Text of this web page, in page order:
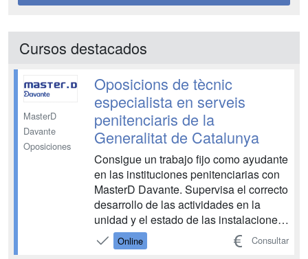
Cursos destacados
MasterD
Davante
Oposiciones
Oposicions de tècnic
especialista en serveis
penitenciaris de la
Generalitat de Catalunya
Consigue un trabajo fijo como ayudante
en las instituciones penitenciarias con
MasterD Davante. Supervisa el correcto
desarrollo de las actividades en la
unidad y el estado de las instalaciones
y su seguridad. Realiza tareas de
vigilancia, apertura y cierre de accesos,
Online Consultar